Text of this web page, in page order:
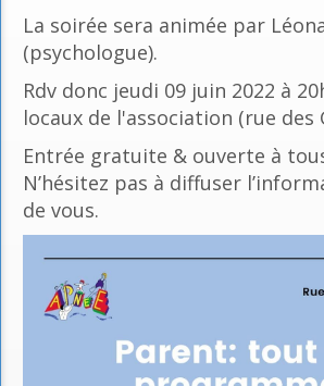
La soirée sera animée par
(psychologue).
Rdv donc jeudi 09 juin 2022 à
locaux de l'association (rue des
Entrée gratuite & ouverte à
N’hésitez pas à diffuser
de vous.